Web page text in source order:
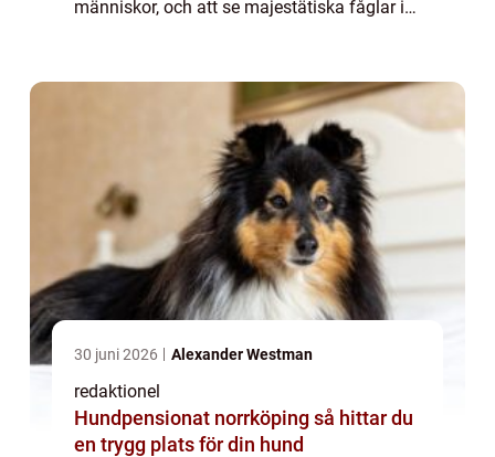
människor, och att se majestätiska fåglar i
30 juni 2026 Alexander Westman
redaktionel
Hundpensionat norrköping så hittar du
en trygg plats för din hund